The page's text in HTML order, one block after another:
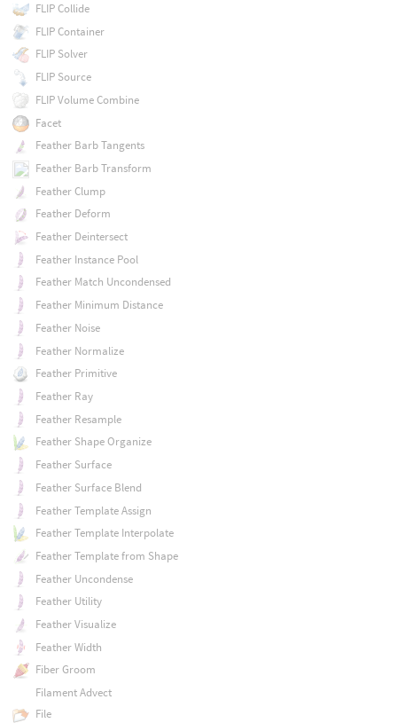
FLIP Collide
FLIP Container
FLIP Solver
FLIP Source
FLIP Volume Combine
Facet
Feather Barb Tangents
Feather Barb Transform
Feather Clump
Feather Deform
Feather Deintersect
Feather Instance Pool
Feather Match Uncondensed
Feather Minimum Distance
Feather Noise
Feather Normalize
Feather Primitive
Feather Ray
Feather Resample
Feather Shape Organize
Feather Surface
Feather Surface Blend
Feather Template Assign
Feather Template Interpolate
Feather Template from Shape
Feather Uncondense
Feather Utility
Feather Visualize
Feather Width
Fiber Groom
Filament Advect
File